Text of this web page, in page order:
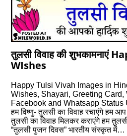
तुलसी विवाह की शुभकामनाएं
WIshes
Happy Tulsi Vivah Images in
Wishes, Shayari, Greeting
Facebook and Whatsapp Status
हम विष्णु- तुलसी का विवाह रचाएंगे हम आप
तुलसी का विवाह मिलकर कराएंगे हम
“तुलसी पुजन दिवस” भारतीय संस्कृत में…